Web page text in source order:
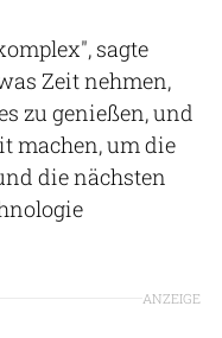
sagte
Zeit nehmen,
zu genießen, und
machen, um die
die nächsten
ANZEIGE